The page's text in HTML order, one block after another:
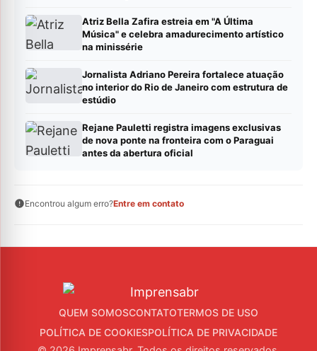
Atriz Bella Zafira estreia em "A Última
Música" e celebra amadurecimento artístico
na minissérie
Jornalista Adriano Pereira fortalece atuação
no interior do Rio de Janeiro com estrutura de
estúdio
Rejane Pauletti registra imagens exclusivas
de nova ponte na fronteira com o Paraguai
antes da abertura oficial
Encontrou algum erro?Entre em contato
QUEM SOMOSCONTATOTERMOS DE USO
POLÍTICA DE COOKIESPOLÍTICA DE PRIVACIDADE